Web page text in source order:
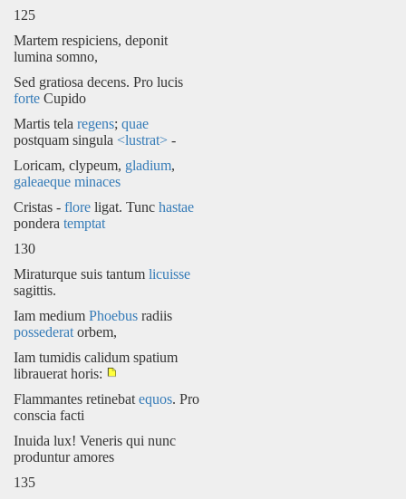
125
Martem respiciens, deponit
lumina somno,
Sed gratiosa decens. Pro lucis
forte Cupido
Martis tela regens; quae
postquam singula <lustrat> -
Loricam, clypeum, gladium,
galeaeque minaces
Cristas - flore ligat. Tunc hastae
pondera temptat
130
Miraturque suis tantum licuisse
sagittis.
Iam medium Phoebus radiis
possederat orbem,
Iam tumidis calidum spatium
librauerat horis:
Flammantes retinebat equos. Pro
conscia facti
Inuida lux! Veneris qui nunc
produntur amores
135